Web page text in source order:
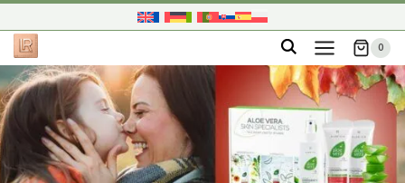
do
treści
0